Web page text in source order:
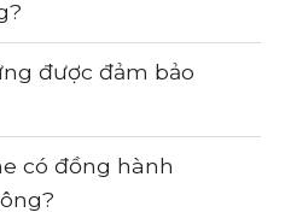
được đảm bảo
có đồng hành